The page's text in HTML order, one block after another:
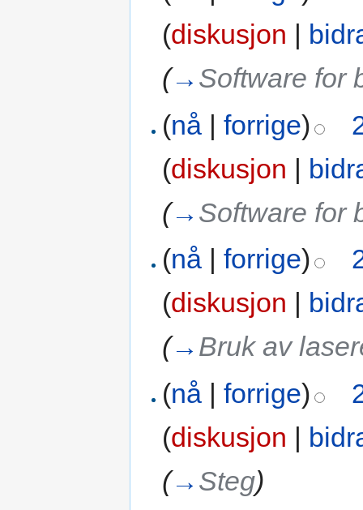
(diskusjon
(→ Software for
(nå |forrige)
(diskusjon |
(→ Software for
(nå |forrige)
(diskusjon |
(→ Bruk av
(nå |forrige)
(diskusjon |
(→ Steg)